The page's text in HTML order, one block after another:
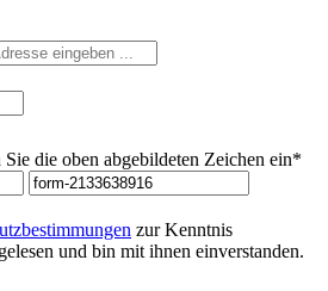
die oben abgebildeten Zeichen ein*
zur Kenntnis
gelesen und bin mit ihnen einverstanden.